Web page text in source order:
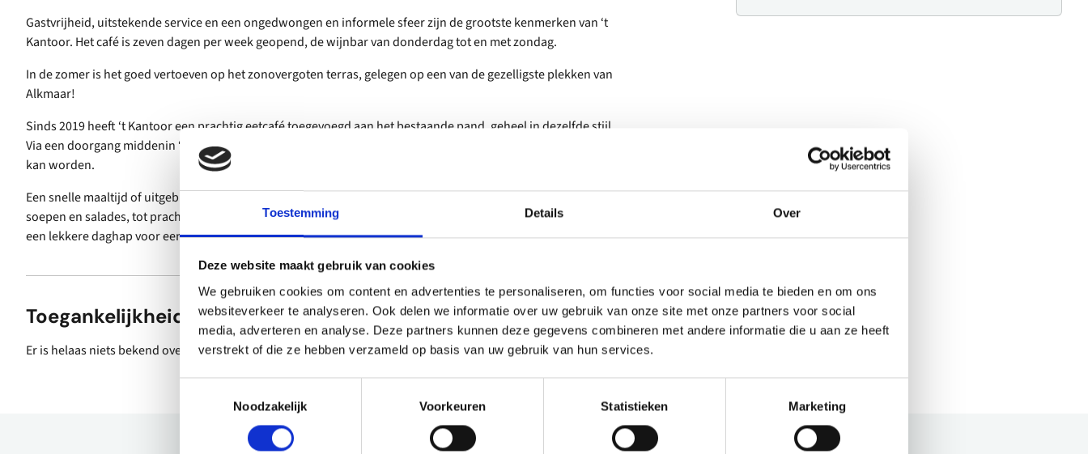
Toestemming Details Over
Deze website maakt gebruik van cookies
We gebruiken cookies om content en advertenties te personaliseren, om functies voor social media te bieden en om ons
websiteverkeer te analyseren. Ook delen we informatie over uw gebruik van onze site met onze partners voor social
media, adverteren en analyse. Deze partners kunnen deze gegevens combineren met andere informatie die u aan ze heeft
verstrekt of die ze hebben verzameld op basis van uw gebruik van hun services.
Noodzakelijk
Voorkeuren Statistieken Marketing
Gastvrijheid, uitstekende service en een ongedwongen en informele sfeer zijn de grootste kenmerken van ‘t
Kantoor. Het café is zeven dagen per week geopend, de wijnbar van donderdag tot en met zondag.
In de zomer is het goed vertoeven op het zonovergoten terras, gelegen op een van de gezelligste plekken van
Alkmaar!
Sinds 2019 heeft ‘t Kantoor een prachtig eetcafé toegevoegd aan het bestaande pand, geheel in dezelfde stijl.
Via een doorgang middenin ‘t Café komen gasten terecht in het eetcafé, waar heerlijk geluncht en gedineerd
kan worden.
Een snelle maaltijd of uitgebreid dineren, bij Eet Café ‘t Kantoor kan het allemaal.Van belegde broodjes,
soepen en salades, tot prachtige avondgerechten. Voor ieder wat wils. Tevens heeft het eetcafé iedere dag
een lekkere daghap voor een klein prijsje.
Toegankelijkheid
Er is helaas niets bekend over de toegankelijkheid.